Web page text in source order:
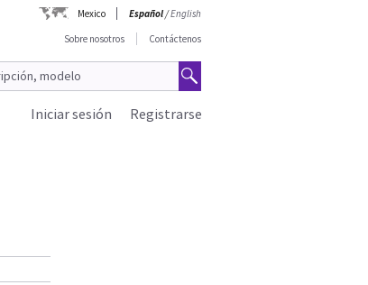
Mexico Español/English
Sobre nosotros
Contáctenos
Registrarse
Iniciar sesión